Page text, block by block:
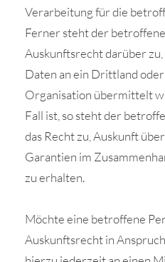
Verarbeitung für die
Ferner steht der
Auskunftsrecht darüber
Daten an ein Drittland
Organisation übermittelt
Fall ist, so steht der
das Recht zu, Auskunft
Garantien im
zu erhalten.
Möchte eine betroffene
Auskunftsrecht in